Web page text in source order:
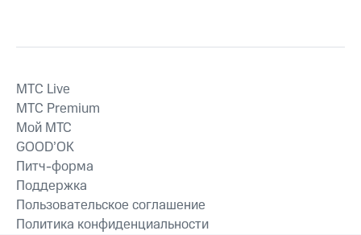
MTС Live
MTС Premium
Мой МТС
GOOD’OK
Питч-форма
Поддержка
Пользовательское соглашение
Политика конфиденциальности